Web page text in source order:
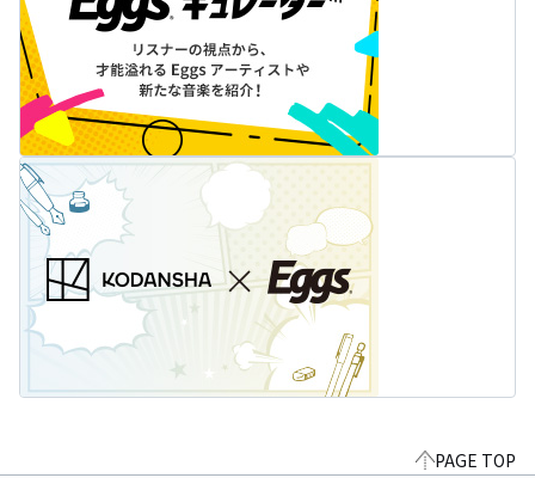
PAGE TOP